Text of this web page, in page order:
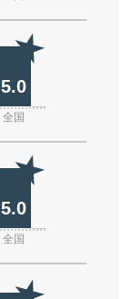
5.0
全国
5.0
全国